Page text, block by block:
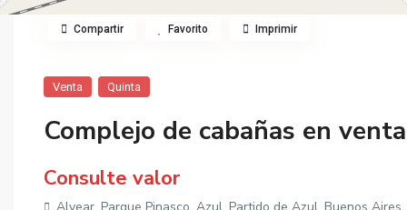
Venta Quinta
Complejo de cabañas en
Consulte valor
Compartir Favorito Imprimir